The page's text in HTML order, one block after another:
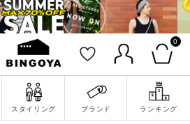
0
スタイリング ブランド ランキング
詳細検索